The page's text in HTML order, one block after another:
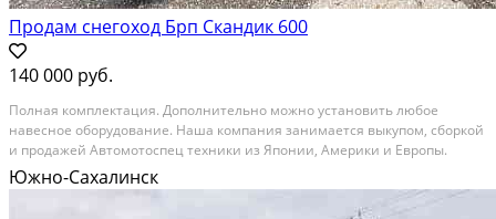
Продам снегоход Брп Скандик 600
140 000 руб.
Полная комплектация. Дополнительно можно установить любое
навесное оборудование. Наша компания занимается выкупом, сборкой
и продажей Автомотоспец техники из Японии, Америки и Европы.
Техника поставляется комплектами из города Саппоро в город Северо-
Курильск, и в нашей мастерской делается сборка,...
Южно-Сахалинск